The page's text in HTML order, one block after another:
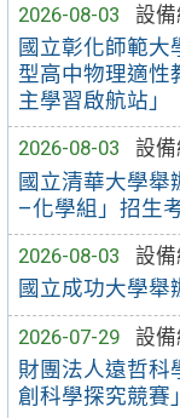
2026-08-03
設備
國立彰化師範大
型高中物理適性
主學習啟航站」
2026-08-03
設備
國立清華大學舉
–化學組」招生
2026-08-03
設備
國立成功大學舉
2026-07-29
設備
財團法人遠哲科
創科學探究競賽